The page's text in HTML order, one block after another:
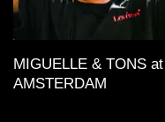
MIGUELLE & TONS
AMSTERDAM